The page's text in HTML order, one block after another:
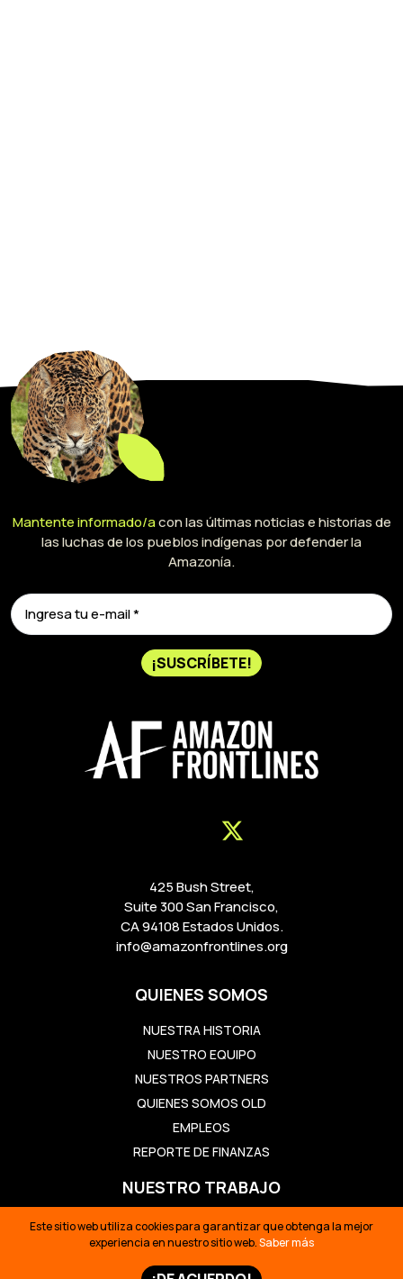
Mantente informado/acon las últimas noticias e historias de
las luchas de los pueblos indígenas por defender la
Amazonía.
¡SUSCRÍBETE!
425 Bush Street,
Suite 300 San Francisco,
CA 94108 Estados Unidos.
info@amazonfrontlines.org
QUIENES SOMOS
NUESTRA HISTORIA
NUESTRO EQUIPO
NUESTROS PARTNERS
QUIENES SOMOS OLD
EMPLEOS
REPORTE DE FINANZAS
NUESTRO TRABAJO
CONSTRUYENDO SOLUCIONES
REVIVIENDO LA CULTURA
DEFENDIENDO EL TERRITORIO
Este sitio web utiliza cookies para garantizar que obtenga la mejor
experiencia en nuestro sitio web.Saber más